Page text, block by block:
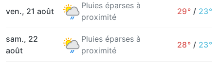
ven., 21 août
Pluies éparses à
proximité
29° / 23°
sam., 22
août
Pluies éparses à
proximité
28° / 23°